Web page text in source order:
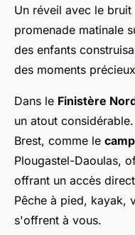
Un réveil avec le
promenade matinale
des enfants
des moments
Dans le Finistère
un atout
Brest, comme le
Plougastel-Daoulas,
offrant un accès
Pêche à pied, kayak,
s'offrent à vous.